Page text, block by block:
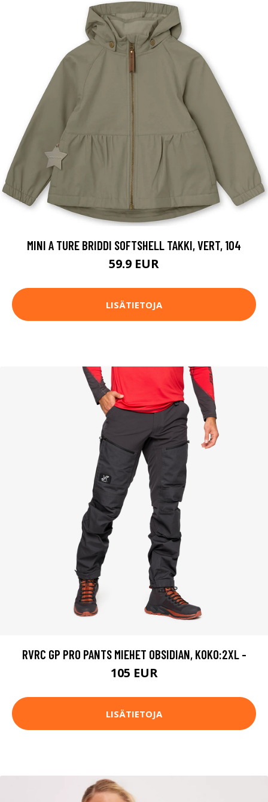
MINI A TURE BRIDDI SOFTSHELL TAKKI, VERT, 104
59.9 EUR
LISÄTIETOJA
RVRC GP PRO PANTS MIEHET OBSIDIAN, KOKO:2XL -
105 EUR
LISÄTIETOJA